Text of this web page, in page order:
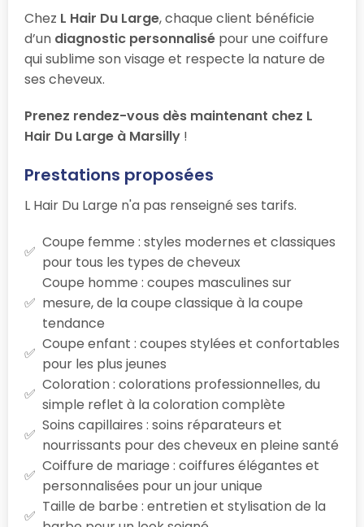
Chez L Hair Du Large, chaque client bénéficie
d’un diagnostic personnalisé pour une coiffure
qui sublime son visage et respecte la nature de
ses cheveux.
Prenez rendez-vous dès maintenant chez L
Hair Du Large à Marsilly !
Prestations proposées
L Hair Du Large n'a pas renseigné ses tarifs.
Coupe femme : styles modernes et classiques
pour tous les types de cheveux
Coupe homme : coupes masculines sur
mesure, de la coupe classique à la coupe
tendance
Coupe enfant : coupes stylées et confortables
pour les plus jeunes
Coloration : colorations professionnelles, du
simple reflet à la coloration complète
Soins capillaires : soins réparateurs et
nourrissants pour des cheveux en pleine santé
Coiffure de mariage : coiffures élégantes et
personnalisées pour un jour unique
Taille de barbe : entretien et stylisation de la